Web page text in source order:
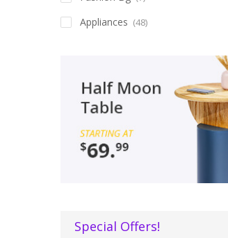
Appliances (48)
Special Offers!